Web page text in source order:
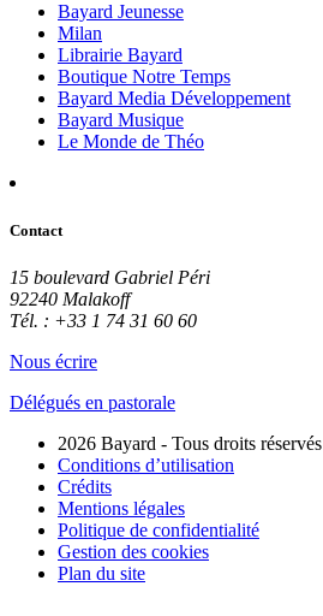
Bayard Jeunesse
Milan
Librairie Bayard
Boutique Notre Temps
Bayard Media Développement
Bayard Musique
Le Monde de Théo
Contact
15 boulevard Gabriel Péri
92240 Malakoff
Tél. : +33 1 74 31 60 60
Nous écrire
Délégués en pastorale
2026 Bayard - Tous droits réservés
Conditions d’utilisation
Crédits
Mentions légales
Politique de confidentialité
Gestion des cookies
Plan du site